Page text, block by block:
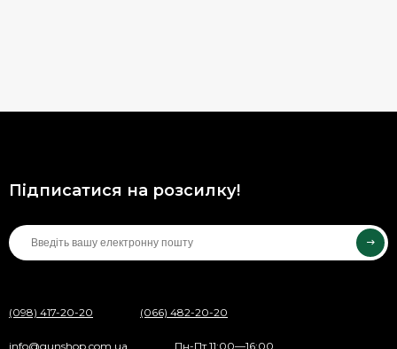
Підписатися на розсилку!
(098) 417-20-20 (066) 482-20-20
info@gunshop.com.ua Пн-Пт 11:00—16:00